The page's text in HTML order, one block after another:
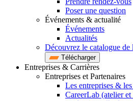
Poser une question
Événements & actualité
Événements
Actualités
Découvrez le catalogue
Télécharger
Entreprises & Carrières
Entreprises et Partenaires
Les entreprises &
CareerLab (atelier